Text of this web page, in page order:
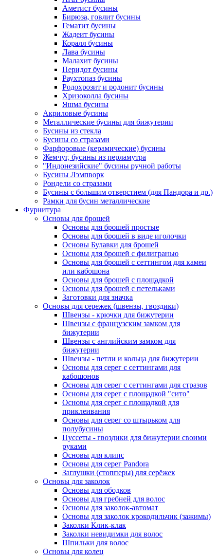
Аметист бусины
Бирюза, говлит бусины
Гематит бусины
Жадеит бусины
Коралл бусины
Лава бусины
Малахит бусины
Перидот бусины
Раухтопаз бусины
Родохрозит и родонит бусины
Хризоколла бусины
Яшма бусины
Акриловые бусины
Металлические бусины для бижутерии
Бусины из стекла
Бусины со стразами
Фарфоровые (керамические) бусины
Жемчуг, бусины из перламутра
"Индонезийские" бусины ручной работы
Бусины Лэмпворк
Рондели со стразами
Бусины с большим отверстием (для Пандора и др.)
Рамки для бусин металлические
Фурнитура
Основы для брошей
Основы для брошей простые
Основы для брошей в виде иголочки
Основы Булавки для брошей
Основы для брошей с филигранью
Основы для брошей с сеттингом для камеи
или кабошона
Основы для брошей с площадкой
Основы для брошей с петельками
Заготовки для значка
Основы для сережек (швензы, гвоздики)
Швензы - крючки для бижутерии
Швензы с французским замком для
бижутерии
Швензы с английским замком для
бижутерии
Швензы - петли и кольца для бижутерии
Основы для серег с сеттингами для
кабошонов
Основы для серег с сеттингами для стразов
Основы для серег с площадкой "сито"
Основы для серег с площадкой для
приклеивания
Основы для серег со штырьком для
полубусины
Пуссеты - гвоздики для бижутерии своими
руками
Основы для клипс
Основы для серег Pandora
Заглушки (стопперы) для серёжек
Основы для заколок
Основы для ободков
Основы для гребней для волос
Основы для заколок-автомат
Основы для заколок крокодильчик (зажимы)
Заколки Клик-клак
Заколки невидимки для волос
Шпильки для волос
Основы для колец